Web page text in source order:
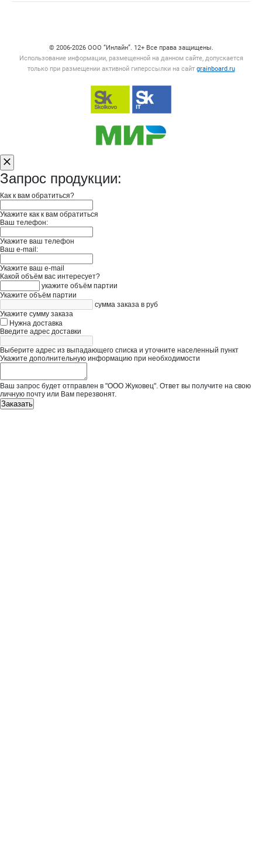
© 2006‑2026 ООО “Инлайн”. 12+ Все права защищены.
Использование информации, размещенной на данном сайте, допускается
только при размещении активной гиперссылки на сайт grainboard.ru
Запрос продукции:
Как к вам обратиться?
Укажите как к вам обратиться
Ваш телефон:
Укажите ваш телефон
Ваш e-mail:
Укажите ваш e-mail
Какой объём вас интересует?
укажите объём партии
Укажите объём партии
сумма заказа в руб
Укажите сумму заказа
Нужна доставка
Введите адрес доставки
Выберите адрес из выпадающего списка и уточните населенный пункт
Укажите дополнительную информацию при необходимости
Ваш запрос будет отправлен в "ООО Жуковец". Ответ вы получите на свою
личную почту или Вам перезвонят.
Заказать